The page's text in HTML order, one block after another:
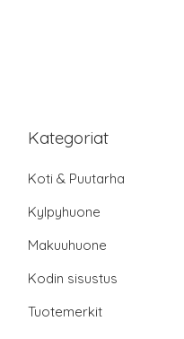
Kategoriat
Koti & Puutarha
Kylpyhuone
Makuuhuone
Kodin sisustus
Tuotemerkit